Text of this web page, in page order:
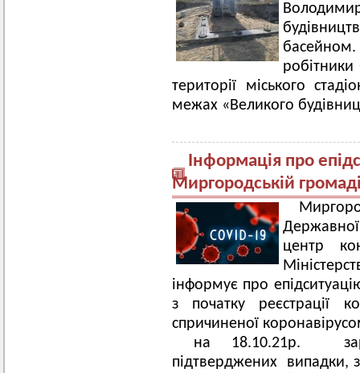
території міського
межах «Великого
Інформація про
Миргородській
центр
інформує про
з початку реєстрації
спричиненої
на 18.10.21р.
підтверджених випадки,